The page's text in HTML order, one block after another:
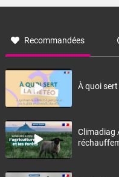
à la
Recommandées
À quoi
Climadiag